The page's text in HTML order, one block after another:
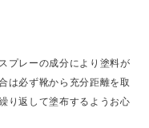
プレーの成分により塗料が
は必ず靴から充分距離を取
り返して塗布するようお心